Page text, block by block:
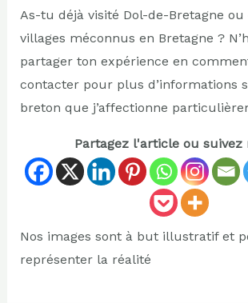
As-tu déjà visité Dol-de-Bretagne ou
villages méconnus en Bretagne ?
partager ton expérience en
contacter pour plus d’informations
breton que j’affectionne
Partagez l'article ou suivez
Nos images sont à but illustratif et
représenter la réalité